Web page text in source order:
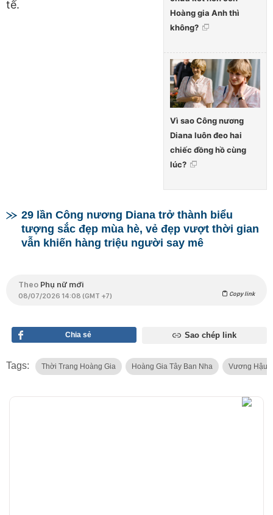
Hoàng gia Anh thì
không?
Vì sao Công nương
Diana luôn đeo hai
chiếc đồng hồ cùng
lúc?
tế.
29 lần Công nương Diana trở thành biểu
tượng sắc đẹp mùa hè, vẻ đẹp vượt thời gian
vẫn khiến hàng triệu người say mê
Theo Phụ nữ mới
08/07/2026 14:08 (GMT +7) Copy link
Chia sẻ Sao chép link
Tags: Thời Trang Hoàng Gia Hoàng Gia Tây Ban Nha Vương Hậu